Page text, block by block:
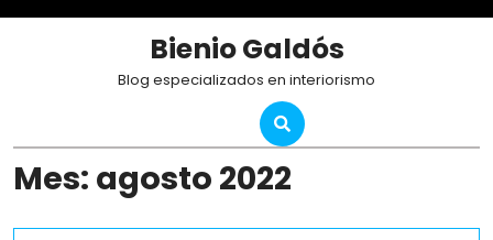
Bienio Galdós
Blog especializados en interiorismo
Mes: agosto 2022